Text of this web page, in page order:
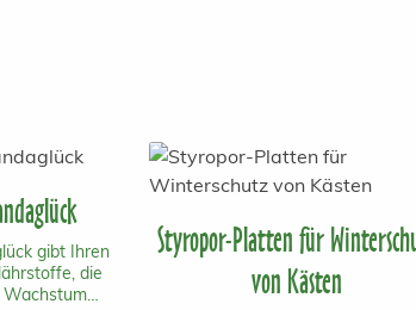
gibt Ihren
die
Styropor-Platten für
von Kästen